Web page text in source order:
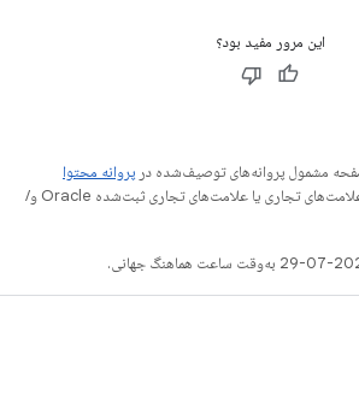
این مرور مفید بود؟
مشمول پروانه‌های توصیف‌شده در پروانه محتوا
هستند. جاوا و OpenJDK علامت‌های تجاری یا علامت‌های تجاری ثبت‌شده Oracle و/